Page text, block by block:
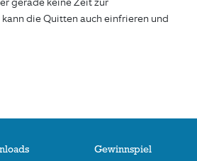
gerade keine Zeit zur
die Quitten auch einfrieren und
Gewinnspiel